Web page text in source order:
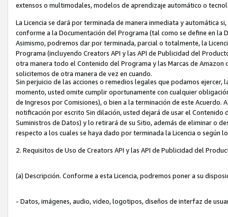
extensos o multimodales, modelos de aprendizaje automático o
La Licencia se dará por terminada de manera inmediata y automática
conforme a la Documentación del Programa (tal como se define en la
Asimismo, podremos dar por terminada, parcial o totalmente, la
Programa (incluyendo Creators API y las API de Publicidad del
otra manera todo el Contenido del Programa y las Marcas de
solicitemos de otra manera de vez en cuando.
Sin perjuicio de las acciones o remedios legales que podamos
momento, usted omite cumplir oportunamente con cualquier
de Ingresos por Comisiones), o bien a la terminación de este
notificación por escrito Sin dilación, usted dejará de usar el
Suministros de Datos) y lo retirará de su Sitio, además de eliminar o
respecto a los cuales se haya dado por terminada la Licencia o según
2. Requisitos de Uso de Creators API y las API de Publicidad del
(a) Descripción. Conforme a esta Licencia, podremos poner a su
- Datos, imágenes, audio, video, logotipos, diseños de interfaz de